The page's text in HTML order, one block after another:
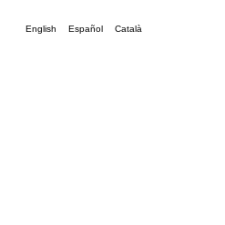
English Español Català